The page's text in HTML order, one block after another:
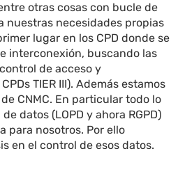
otras cosas con bucle de
nuestras necesidades propias
lugar en los CPD donde se
interconexión, buscando las
de acceso y
TIER III). Además estamos
CNMC. En particular todo lo
datos (LOPD y ahora RGPD)
para nosotros. Por ello
en el control de esos datos.